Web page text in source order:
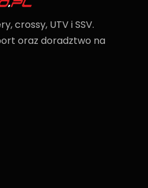
crossy, UTV i SSV.
oraz doradztwo na